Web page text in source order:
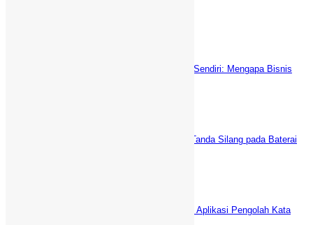
Keuntungan Punya Toko Online Sendiri: Mengapa Bisnis
5 Cara AMPUH Menghilangkan Tanda Silang pada Baterai
WPS Office vs Microsoft Office: Aplikasi Pengolah Kata